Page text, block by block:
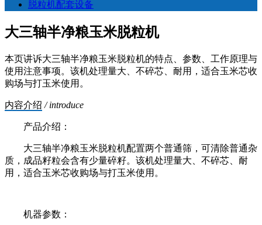
脱粒机配套设备
大三轴半净粮玉米脱粒机
本页讲诉大三轴半净粮玉米脱粒机的特点、参数、工作原理与
使用注意事项。该机处理量大、不碎芯、耐用，适合玉米芯收
购场与打玉米使用。
内容介绍 / introduce
产品介绍：
大三轴半净粮玉米脱粒机配置两个普通筛，可清除普通杂
质，成品籽粒会含有少量碎籽。该机处理量大、不碎芯、耐
用，适合玉米芯收购场与打玉米使用。
机器参数：